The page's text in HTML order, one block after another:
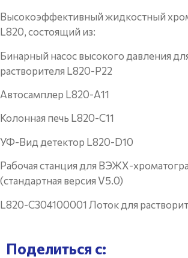
Высокоэффективный жидкостный
L820, состоящий из:
Бинарный насос высокого давления
растворителя L820-P22
Автосамплер L820-A11
Колонная печь L820-C11
УФ-Вид детектор L820-D10
Рабочая станция для ВЭЖХ-
(стандартная версия V5.0)
L820-C304100001 Лоток для
Поделиться с: